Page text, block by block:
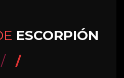
ESCORPIÓN
/